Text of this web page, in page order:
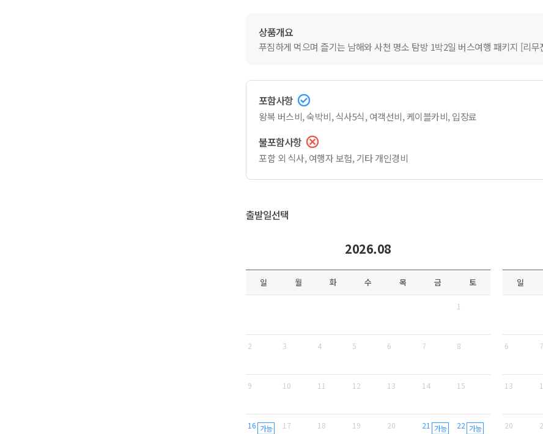
상품개요
푸짐하게 먹으며 즐기는 남해와 사천 명소 탐방 1박2일 버스여행 패키지 [리무
포함사항
왕복 버스비, 숙박비, 식사5식, 여객선비, 케이블카비, 입장료
불포함사항
포함 외 식사, 여행자 보험, 기타 개인경비
출발일선택
2026.08
일 월 화 수 목 금 토
1
2 3 4 5 6 7 8
9 10 11 12 13 14 15
16 가능
17 18 19 20 21 가능
22 가능
일
6 7
13
20